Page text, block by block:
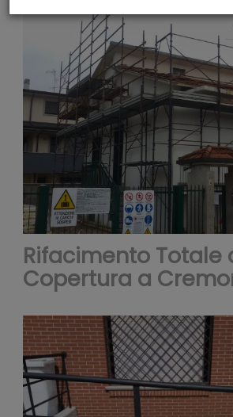
Rifacimento Totale
Copertura a